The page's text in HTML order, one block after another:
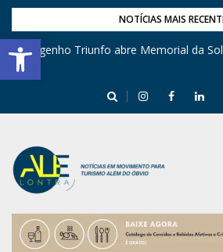
Barra de Ferramentas Aberta
NOTÍCIAS MAIS
Engenho Triunfo abre Memorial da